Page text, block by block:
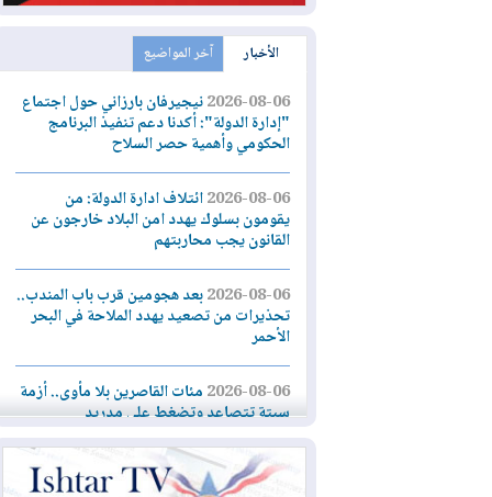
الأخبار آخر المواضيع
2026-08-06نيجيرفان بارزاني حول اجتماع
"إدارة الدولة": أكدنا دعم تنفيذ البرنامج
الحكومي وأهمية حصر السلاح
2026-08-06ائتلاف ادارة الدولة: من
يقومون بسلوك يهدد امن البلاد خارجون عن
القانون يجب محاربتهم
2026-08-06بعد هجومين قرب باب المندب..
تحذيرات من تصعيد يهدد الملاحة في البحر
الأحمر
2026-08-06مئات القاصرين بلا مأوى.. أزمة
سبتة تتصاعد وتضغط على مدريد
2026-08-05
لمدة عام.. بدء توريد 100
مليون قدم مكعب يومياً من غاز كورمور في